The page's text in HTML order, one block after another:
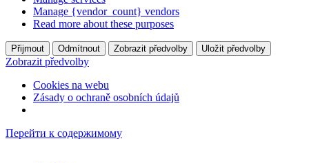
Manage {vendor_count} vendors
Read more about these purposes
Přijmout Odmítnout Zobrazit předvolby Uložit předvolby
Zobrazit předvolby
Cookies na webu
Zásady o ochraně osobních údajů
Перейти к содержимому